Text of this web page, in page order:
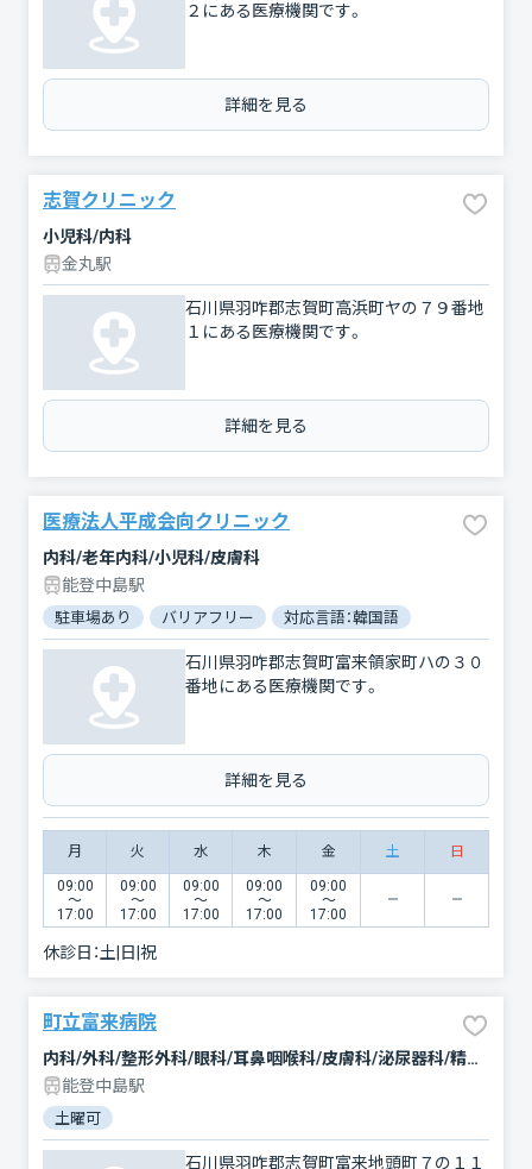
２にある医療機関です。
詳細を見る
志賀クリニック
小児科/内科
金丸駅
石川県羽咋郡志賀町高浜町ヤの７９番地
１にある医療機関です。
詳細を見る
医療法人平成会向クリニック
内科/老年内科/小児科/皮膚科
能登中島駅
駐車場あり バリアフリー 対応言語：韓国語
石川県羽咋郡志賀町富来領家町ハの３０
番地にある医療機関です。
詳細を見る
月 火 水 木 金 土 日
09:00
〜
17:00
09:00
〜
17:00
09:00
〜
17:00
09:00
〜
17:00
09:00
〜
17:00
休診日：土|日|祝
町立富来病院
内科/外科/整形外科/眼科/耳鼻咽喉科/皮膚科/泌尿器科/精神科・神経科
能登中島駅
土曜可
石川県羽咋郡志賀町富来地頭町７の１１